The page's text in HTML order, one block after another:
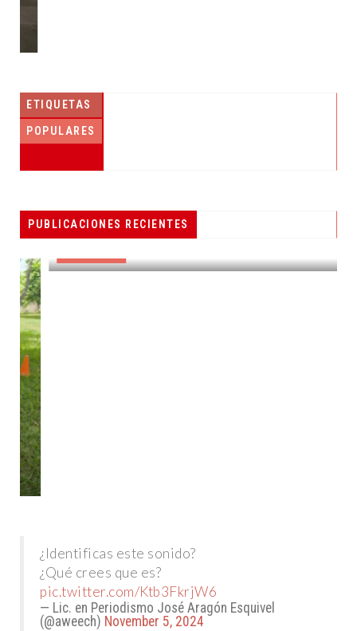
ETIQUETAS
POPULARES
PUBLICACIONES RECIENTES
PESCADORES RECIBEN EQUIPO DE
RADIOCOMUNICACIÓN
¿Identificas este sonido?
¿Qué crees que es?
pic.twitter.com/Ktb3FkrjW6
— Lic. en Periodismo José Aragón Esquivel
(@aweech) November 5, 2024